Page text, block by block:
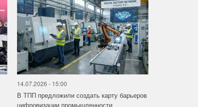
14.07.2026 - 15:00
В ТПП предложили создать карту барьеров
цифровизации промышленности